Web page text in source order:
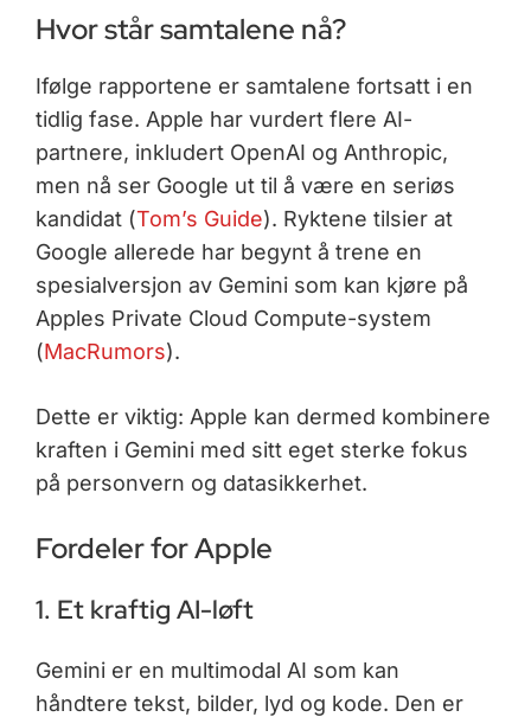
Hvor står samtalene nå?
Ifølge rapportene er samtalene fortsatt i en
tidlig fase. Apple har vurdert flere AI-
partnere, inkludert OpenAI og Anthropic,
men nå ser Google ut til å være en seriøs
kandidat (Tom’s Guide). Ryktene tilsier at
Google allerede har begynt å trene en
spesialversjon av Gemini som kan kjøre på
Apples Private Cloud Compute-system
(MacRumors).
Dette er viktig: Apple kan dermed kombinere
kraften i Gemini med sitt eget sterke fokus
på personvern og datasikkerhet.
Fordeler for Apple
1. Et kraftig AI-løft
Gemini er en multimodal AI som kan
håndtere tekst, bilder, lyd og kode. Den er